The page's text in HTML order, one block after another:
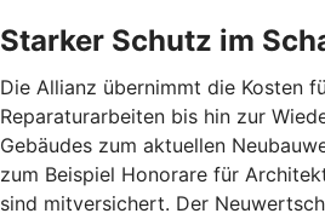
Starker Schutz im
Die Allianz übernimmt die Kosten
Reparaturarbeiten bis hin zur
Gebäudes zum aktuellen
zum Beispiel Honorare für
sind mitversichert. Der